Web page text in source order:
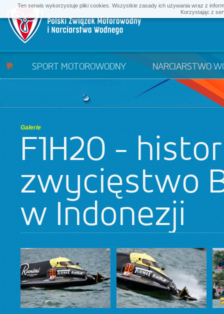
SPORT MOTOROWODNY NARCIARSTWO
Galerie
F1H2O -
zwycięstwo
w Indonezji
Ten serwis wykorzystuje pliki cookies. Wszystkie zasady ich używania wraz z
Korzystając z